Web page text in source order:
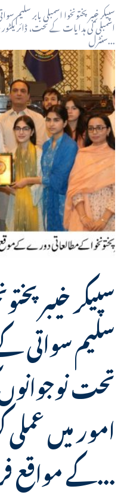
سپیکر خیبرپختونخوا اسمبلی بابر
اسمبلی کی ہدایات کے تحت،
سنٹرل...
سپیکر خیبر
سلیم
تحت نوجوانوں
امور میں
کے مواقع فراہم کیے...